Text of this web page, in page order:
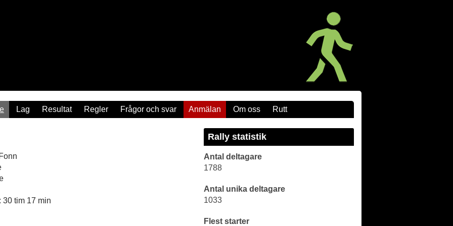
Lag Resultat Regler Frågor och svar Anmälan Om oss Rutt
30 tim 17 min
Rally statistik
Antal deltagare
1788
Antal unika deltagare
1033
Flest starter